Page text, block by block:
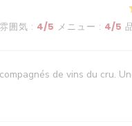
雰囲気 : 4/5 メニュー : 4/5
de vins du cru.